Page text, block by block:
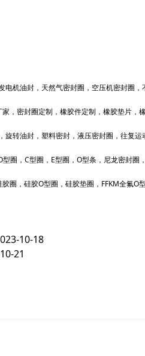
机油封，天然气密封圈，空压机密封圈
，密封圈定制，橡胶件定制，橡胶垫片，
转油封，塑料密封，液压密封圈，往复
圈，C型圈，E型圈，O型条，尼龙密封
圈，硅胶O型圈，硅胶垫圈，FFKM全氟
10-18
21